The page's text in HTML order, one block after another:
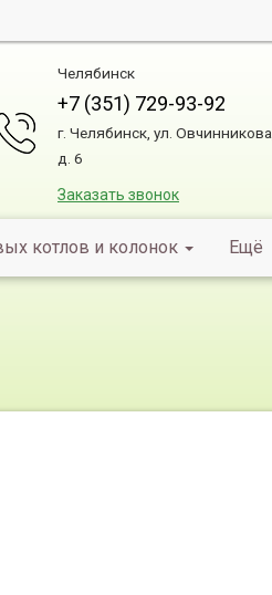
Челябинск
+7 (351) 729-93-92
г. Челябинск, ул. Овчинникова,
д. 6
Заказать звонок
котлов и колонок Ещё